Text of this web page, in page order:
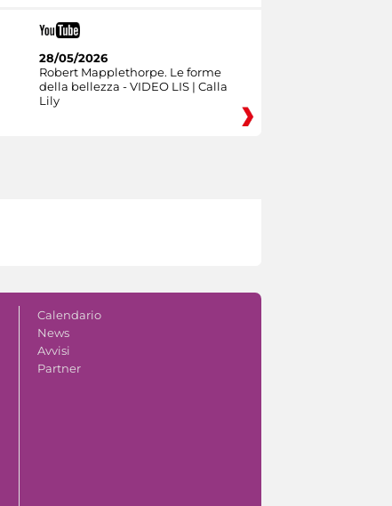
28/05/2026
Robert Mapplethorpe. Le forme
della bellezza - VIDEO LIS | Calla
Lily
Calendario
News
Avvisi
Partner